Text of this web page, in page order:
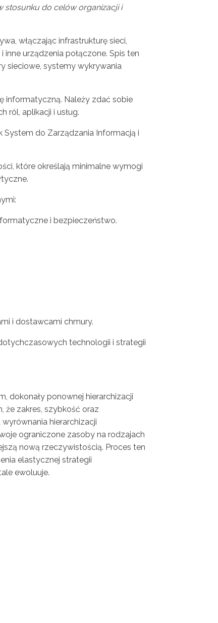
stosunku do celów organizacji i
włączając infrastrukturę sieci,
urządzenia połączone. Spis ten
sieciowe, systemy wykrywania
informatyczną. Należy zdać sobie
ról, aplikacji i usług.
do Zarządzania Informacją i
które określają minimalne wymogi
i bezpieczeństwo.
i dostawcami chmury.
technologii i strategii
dokonały ponownej hierarchizacji
że zakres, szybkość oraz
hierarchizacji
ograniczone zasoby na rodzajach
nową rzeczywistością. Proces ten
elastycznej strategii
ewoluuje.